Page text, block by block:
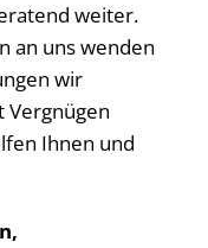
weiter.
an uns wenden
wir
Vergnügen
Ihnen und